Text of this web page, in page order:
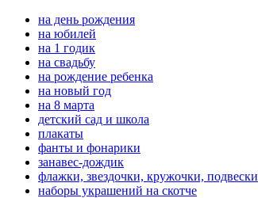
на день рождения
на юбилей
на 1 годик
на свадьбу
на рождение ребенка
на новый год
на 8 марта
детский сад и школа
плакаты
фанты и фонарики
занавес-дождик
флажки, звездочки, кружочки, подвески
наборы украшений на скотче